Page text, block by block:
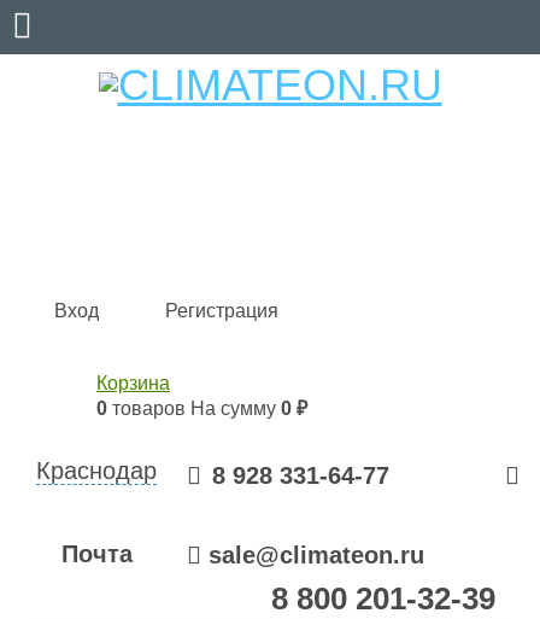
Кондиционеры и сплит-системы, газовые котлы,
Вход Регистрация
Корзина
0 товаров На сумму 0 ₽
Краснодар 8 928 331-64-77
Почта sale@climateon.ru
8 800 201-32-39